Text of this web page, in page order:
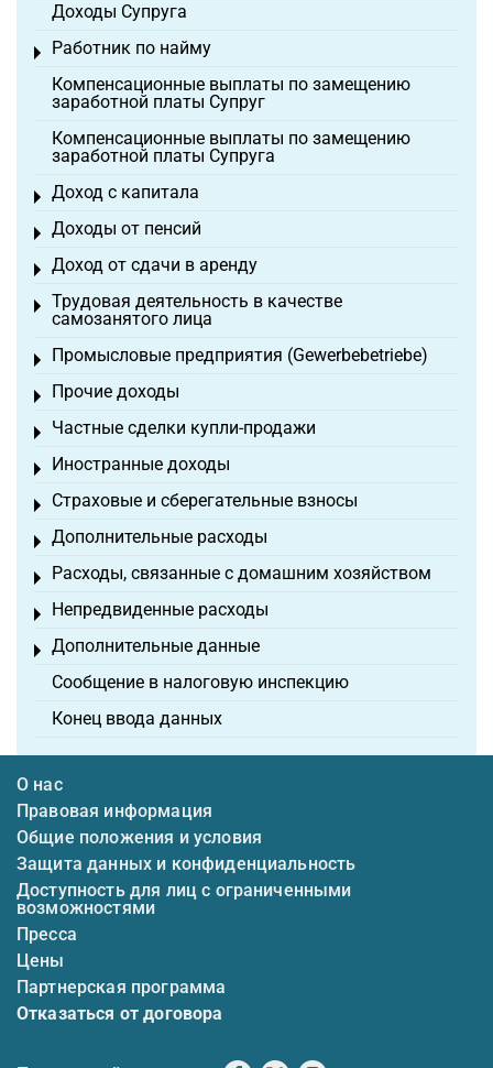
Доходы Супруга
Работник по найму
Toggle menu
Компенсационные выплаты по замещению
заработной платы Супруг
Компенсационные выплаты по замещению
заработной платы Супруга
Доход с капитала
Toggle menu
Доходы от пенсий
Toggle menu
Доход от сдачи в аренду
Toggle menu
Трудовая деятельность в качестве
самозанятого лица
Toggle menu
Промысловые предприятия (Gewerbebetriebe)
Toggle menu
Прочие доходы
Toggle menu
Частные сделки купли-продажи
Toggle menu
Иностранные доходы
Toggle menu
Страховые и сберегательные взносы
Toggle menu
Дополнительные расходы
Toggle menu
Расходы, связанные с домашним хозяйством
Toggle menu
Непредвиденные расходы
Toggle menu
Дополнительные данные
Toggle menu
Сообщение в налоговую инспекцию
Конец ввода данных
О нас
Правовая информация
Общие положения и условия
Защита данных и конфиденциальность
Доступность для лиц с ограниченными
возможностями
Пресса
Цены
Партнерская программа
Отказаться от договора